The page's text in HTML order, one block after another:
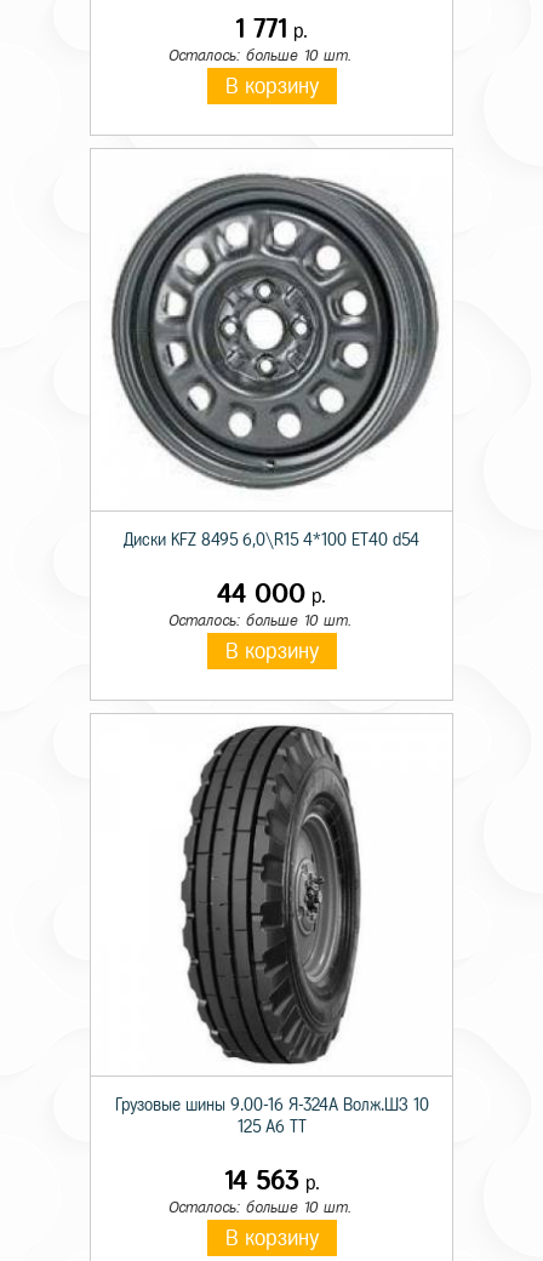
1 771 р.
Осталось: больше 10 шт.
В корзину
Диски KFZ 8495 6,0\R15 4*100 ET40 d54
44 000 р.
Осталось: больше 10 шт.
В корзину
Грузовые шины 9.00-16 Я-324А Волж.ШЗ 10
125 A6 TT
14 563р.
Осталось: больше 10 шт.
В корзину